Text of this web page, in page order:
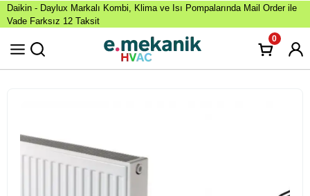
Daikin - Daylux Markalı Kombi, Klima ve Isı Pompalarında Mail Order ile
Vade Farksız 12 Taksit
0